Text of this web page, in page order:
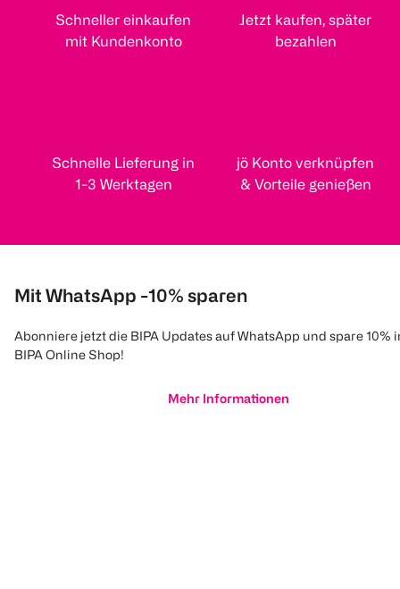
Schneller einkaufen
mit Kundenkonto
Jetzt kaufen, später
bezahlen
Schnelle Lieferung in
1-3 Werktagen
jö Konto verknüpfen
& Vorteile genießen
Mit WhatsApp -10% sparen
Abonniere jetzt die BIPA Updates auf WhatsApp und spare 10%
BIPA Online Shop!
Mehr Informationen